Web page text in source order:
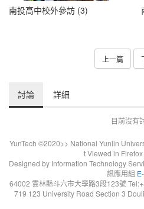
南投高中校外參訪 (3)
上一篇
討論 詳細
目前沒有
YunTech ©2020>> National Yunlin
t Viewed in
Designed by Information Technology
訊應用組
64002 雲林縣斗六市大學路3段123號
719 123 University Road Section 3